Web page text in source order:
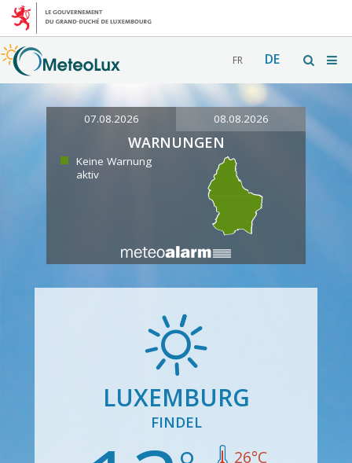
FR DE
07.08.2026 08.08.2026
WARNUNGEN
Keine Warnung
aktiv
LUXEMBURG
FINDEL
26°C